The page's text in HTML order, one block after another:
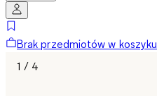
Brak przedmiotów w koszyku
1 / 4